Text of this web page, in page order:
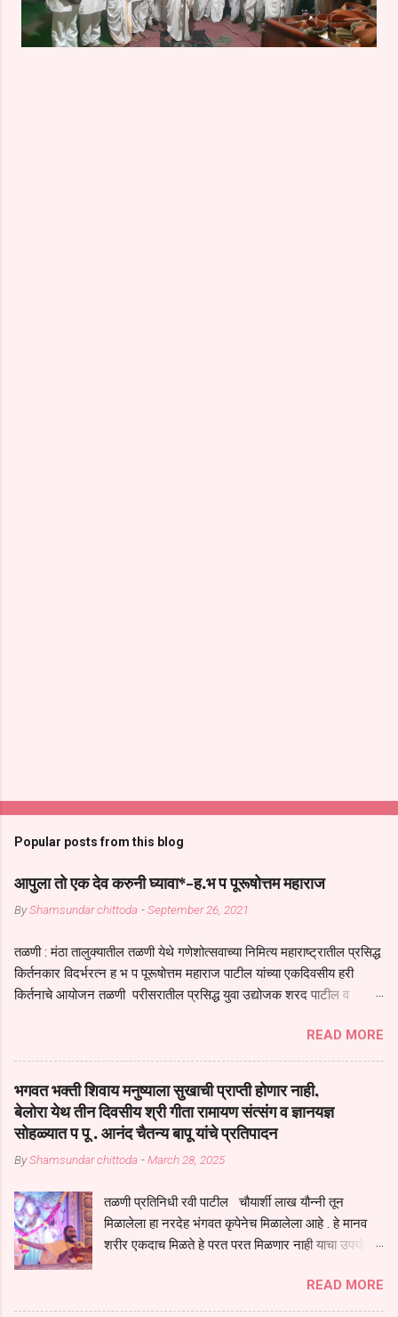
Popular posts from this blog
आपुला तो एक देव करुनी घ्यावा*-ह.भ प पूरूषोत्तम महाराज
ByShamsundar chittoda -September 26, 2021
तळणी : मंठा तालुक्यातील तळणी येथे गणेशोत्सवाच्या निमित्य महाराष्ट्रातील प्रसिद्ध
किर्तनकार विदर्भरत्न ह भ प पूरूषोत्तम महाराज पाटील यांच्या एकदिवसीय हरी
किर्तनाचे आयोजन तळणी परीसरातील प्रसिद्ध युवा उद्योजक शरद पाटील व
तुकाराम महाराज यांच्या *आपुला तो एक देव करुनी घ्यावा* *तेणे विन जिवा सुख
नोहे* *येरती माईक दुःखाची जनीती* *नाही आदी अंती अवसान* या अभंगावर
सुंदर निरूपण केले सध्य स्थितीचा काळ हा मानव जातीच्या परीक्षेचा काळ आहे
धर्ममंडपात बसलेली लोक ही खरच भाग्यवान आहेत कोरोना सारख्या महामारीत आपंण
जिवंत आहोत या महामारीतून जर आपल्याला वाचायचे असेल तर धार्मीक विचाराचा
आधार आपल्याला घ्यावाच लागेल महामारीच्या काळात वारकरी सप्रदायच खूप मोठा
आधार आहे सध्य स्थितीत मानव जातीची मानसीक अवस्था सक्षम असणे गरजेचे आहे
सगळ्याना करून दीली आहे मनुष्याच्या आयुष्यातील नामसाधना ही त्याच्यासाठी खूप
मोठा आधार असते परतू आज काल तीच साधना करण्याचा आळस आ...
READ MORE
भगवत भक्ती शिवाय मनुष्याला सुखाची प्राप्ती होणार नाही,
बेलोरा येथ तीन दिवसीय श्री गीता रामायण संत्संग व ज्ञानयज्ञ
सोहळ्यात प पू . आनंद चैतन्य बापू यांचे प्रतिपादन
ByShamsundar chittoda -March 28, 2025
तळणी प्रतिनिधी रवी पाटील चौयार्शी लाख यौन्नी तून
मिळालेला हा नरदेह भंगवत कृपेनेच मिळालेला आहे . हे मानव
शरीर एकदाच मिळते हे परत परत मिळणार नाही याचा उपयोग
संचय सारखे असतील तेव्हाच मनुष्य जन्म मिळतो . . परतू
पुण्याचा संचय जर जास्त असेल तर तुम्हाला स्वर्गातील देवत्व
READ MORE